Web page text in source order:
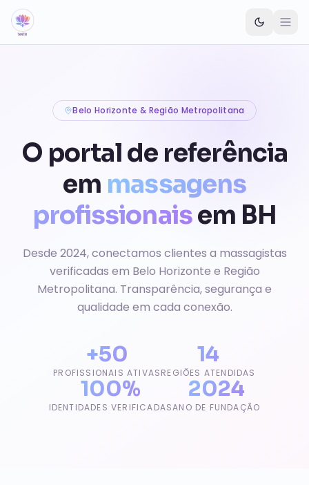
Pular para o conteúdo principal
Belo Horizonte & Região Metropolitana
O portal de referência
em massagens
profissionaisem BH
Desde 2024, conectamos clientes a massagistas
verificadas em Belo Horizonte e Região
Metropolitana. Transparência, segurança e
qualidade em cada conexão.
+50
PROFISSIONAIS ATIVAS
14
REGIÕES ATENDIDAS
100%
IDENTIDADES VERIFICADAS
2024
ANO DE FUNDAÇÃO